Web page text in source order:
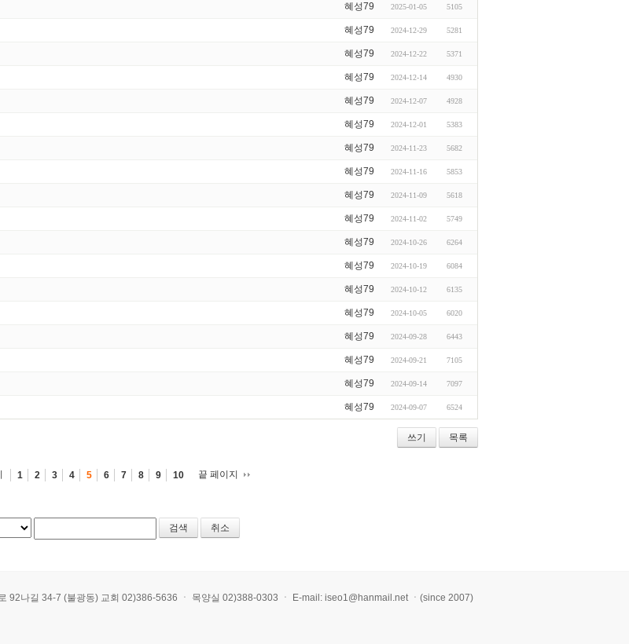
혜성79 2025-01-05 5105
혜성79 2024-12-29 5281
혜성79 2024-12-22 5371
혜성79 2024-12-14 4930
혜성79 2024-12-07 4928
혜성79 2024-12-01 5383
혜성79 2024-11-23 5682
혜성79 2024-11-16 5853
혜성79 2024-11-09 5618
혜성79 2024-11-02 5749
혜성79 2024-10-26 6264
혜성79 2024-10-19 6084
혜성79 2024-10-12 6135
혜성79 2024-10-05 6020
혜성79 2024-09-28 6443
혜성79 2024-09-21 7105
혜성79 2024-09-14 7097
혜성79 2024-09-07 6524
쓰기 목록
1 2 3 4 5 6 7 8 9 10 끝 페이지
취소
92나길 34-7 (불광동) 교회 02)386-5636 ㆍ 목양실 02)388-0303 ㆍ E-mail: iseo1@hanmail.net ㆍ(since 2007)